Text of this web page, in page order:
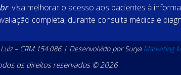
visa melhorar o acesso aos pacientes à
completa, durante consulta médica e
– CRM 154.086 | Desenvolvido por Surya Marketing
os direitos reservados © 2026